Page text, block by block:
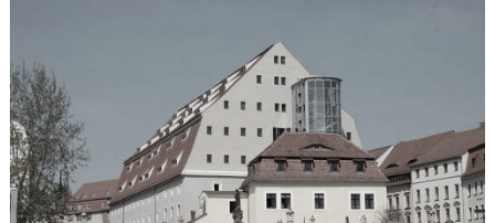
Termine
Kostenlos